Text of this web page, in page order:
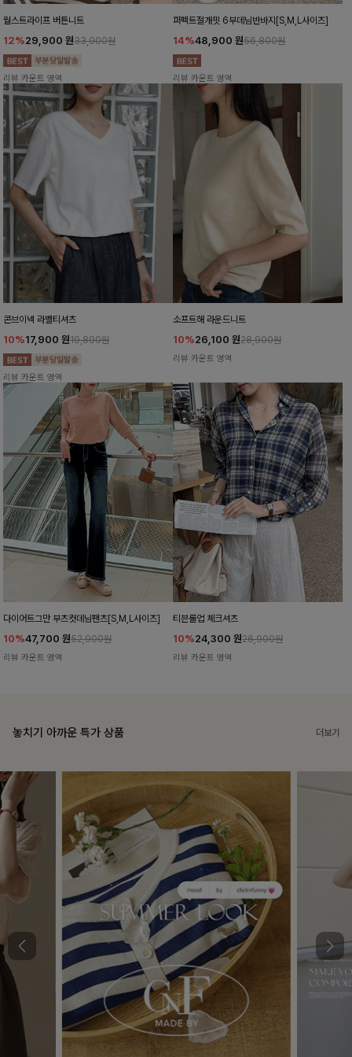
월스트라이프 버튼니트
12%29,900 원33,900원
리뷰 카운트 영역
퍼펙트절개핏 6부데님반바지[S,M,L사이즈]
14%48,900 원56,800원
리뷰 카운트 영역
콘브이넥 라벨티셔츠
10%17,900 원19,800원
리뷰 카운트 영역
소프트해 라운드니트
10%26,100 원28,900원
리뷰 카운트 영역
다이어트그만 부츠컷데님팬츠[S,M,L사이즈]
10%47,700 원52,900원
리뷰 카운트 영역
티븐롤업 체크셔츠
10%24,300 원26,900원
리뷰 카운트 영역
놓치기 아까운 특가 상품 더보기